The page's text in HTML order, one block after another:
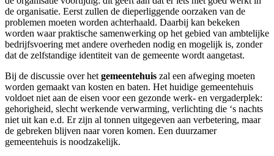
de organisatie. Eerst zullen de dieperliggende oorzaken van de
problemen moeten worden achterhaald. Daarbij kan bekeken
worden waar praktische samenwerking op het gebied van ambtelijke
bedrijfsvoering met andere overheden nodig en mogelijk is, zonder
dat de zelfstandige identiteit van de gemeente wordt aangetast.
Bij de discussie over het gemeentehuis zal een afweging moeten
worden gemaakt van kosten en baten. Het huidige gemeentehuis
voldoet niet aan de eisen voor een gezonde werk- en vergaderplek:
gehorigheid, slecht werkende verwarming, verlichting die ‘s nachts
niet uit kan e.d. Er zijn al tonnen uitgegeven aan verbetering, maar
de gebreken blijven naar voren komen. Een duurzamer
gemeentehuis is noodzakelijk.